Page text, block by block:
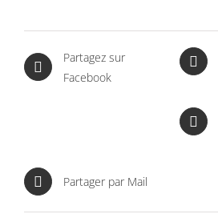
Partagez sur
Facebook
Partager par Mail